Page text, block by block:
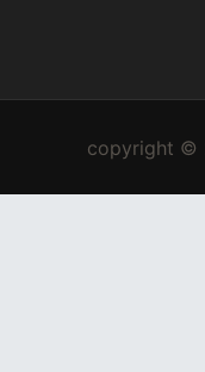
copyright ©